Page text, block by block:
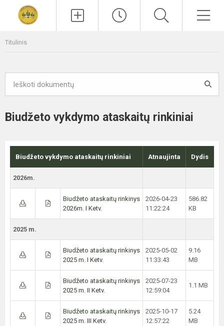
Titulinis
Biudžeto vykdymo ataskaitų rinkiniai
Biudžeto vykdymo ataskaitų rinkiniai Atnaujinta Dydis
2026m.
Biudžeto ataskaitų rinkinys
2026m. I Ketv.
2026-04-23
11:22:24
586.82
KB
2025 m.
Biudžeto ataskaitų rinkinys
2025 m. I Ketv.
2025-05-02
11:33:43
9.16
MB
Biudžeto ataskaitų rinkinys
2025 m. II Ketv.
2025-07-23
12:59:04
1.1 MB
Biudžeto ataskaitų rinkinys
2025 m. III Ketv.
2025-10-17
12:57:22
5.24
MB